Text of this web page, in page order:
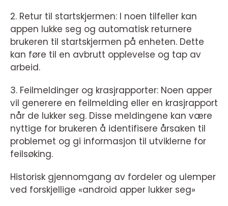
2. Retur til startskjermen: I noen tilfeller kan
appen lukke seg og automatisk returnere
brukeren til startskjermen på enheten. Dette
kan føre til en avbrutt opplevelse og tap av
arbeid.
3. Feilmeldinger og krasjrapporter: Noen apper
vil generere en feilmelding eller en krasjrapport
når de lukker seg. Disse meldingene kan være
nyttige for brukeren å identifisere årsaken til
problemet og gi informasjon til utviklerne for
feilsøking.
Historisk gjennomgang av fordeler og ulemper
ved forskjellige «android apper lukker seg»